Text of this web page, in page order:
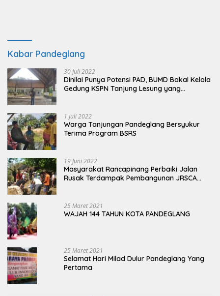
Kabar Pandeglang
30 Juli 2022
Dinilai Punya Potensi PAD, BUMD Bakal Kelola
Gedung KSPN Tanjung Lesung yang
1 Juli 2022
Warga Tanjungan Pandeglang Bersyukur
Terima Program BSRS
19 Juni 2022
Masyarakat Rancapinang Perbaiki Jalan
Rusak Terdampak Pembangunan JRSCA
25 Maret 2021
WAJAH 144 TAHUN KOTA PANDEGLANG
25 Maret 2021
Selamat Hari Milad Dulur Pandeglang Yang
Pertama